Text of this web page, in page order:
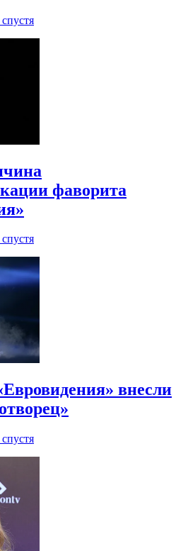
фаворита
внесли